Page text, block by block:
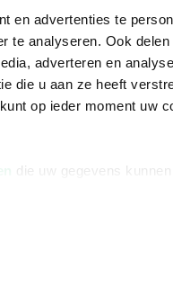
en advertenties te
te analyseren. Ook
adverteren en
die u aan ze heeft
op ieder moment uw
die uw gegevens
Vacatures
Winkels en
Cadeaukaart
Ondernemer worden